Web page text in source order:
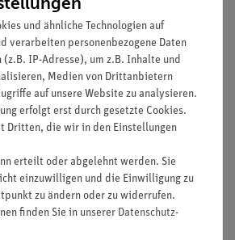
an einem Modell erkennen, dass
eine vorgegebene Spannung
und dass diese Teilung
U /R =U /R = ... = U /R ,das für die
Widerständen gilt, funktioniert. Für
gilt enstprechend:
l
das Potentiometer nicht belastet sein.
Schüler durch die Arbeit mit einem
dessen Funktion in anschaulicher
und ähnliche Technologien auf
verarbeiten personenbezogene Daten
(z.B. IP-Adresse), um z.B. Inhalte und
Medien von Drittanbietern
auf unsere Website zu analysieren.
erfolgt erst durch gesetzte Cookies.
Dritten, die wir in den Einstellungen
erteilt oder abgelehnt werden. Sie
einzuwilligen und die Einwilligung zu
zu ändern oder zu widerrufen.
finden Sie in unserer Daten­schutz­